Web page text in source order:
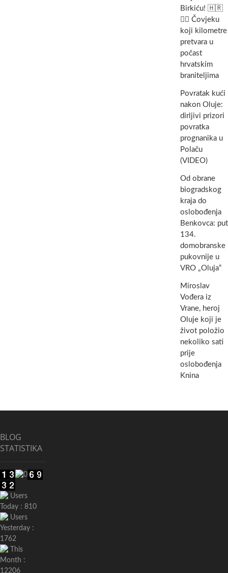
Birkiću! 🇭🇷
🏃‍♂️ Čovjeku
koji kilometre
pretvara u
počast
hrvatskim
braniteljima
Povratak kući
nakon Oluje:
dirljivi prizori
povratka
prognanika u
Polaču
(VIDEO)
Od obrane
biogradskog
kraja do
oslobođenja
Benkovca: put
134.
domobranske
pukovnije u
VRO „Oluja“
Miroslav
Vođera iz
Vrane, heroj
Oluje koji je
život položio
nekoliko sati
prije
oslobođenja
Knina
BLOG
STATISTIKA
Users
Today : 810
Users
Yesterday :
1762
This
Month :
12206